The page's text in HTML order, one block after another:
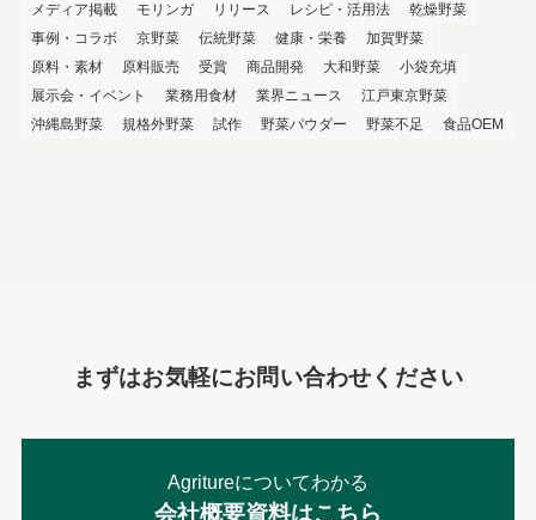
メディア掲載
モリンガ リリース レシピ・活用法
乾燥野菜
事例・コラボ
京野菜 伝統野菜 健康・栄養
加賀野菜
原料・素材
原料販売 受賞 商品開発 大和野菜
小袋充填
展示会・イベント
業務用食材 業界ニュース
江戸東京野菜
沖縄島野菜
規格外野菜 試作 野菜パウダー 野菜不足 食品OEM
まずはお気軽にお問い合わせください
Agritureについてわかる
会社概要資料はこちら